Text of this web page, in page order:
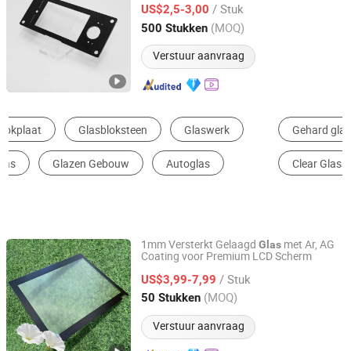
US$2,5-3,00 / Stuk
500 Stukken (MOQ)
Verstuur aanvraag
Zhejiang, China Sinds 2026
Gehard glas Getint glas Gelaagd glas
Clear Glass Gevormd Glas Isolatieglas
1mm Versterkt Gelaagd Glas met Ar, AG
Coating voor Premium LCD Scherm
US$3,99-7,99 / Stuk
50 Stukken (MOQ)
Verstuur aanvraag
Shanghai Wuyong Glass Co., Ltd.
Shanghai, China Sinds 2025